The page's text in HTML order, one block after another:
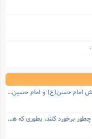
تعامل اعراب مسلمان و ایرانیان (6) نقش امام حسن(ع) و امام حسین(ع) در فتح ایران
اگر والدین به فرزندان ستم کنند فرزندان چطور برخورد کنند، بطوری که هم موجب ناراحتی آنها نشود و هم بتوانند آنها را امر به معروف و نهی از منکر کنند، و اگر نصیحت تأثیر نداشت چطور باید با آنها برخورد کرد؟